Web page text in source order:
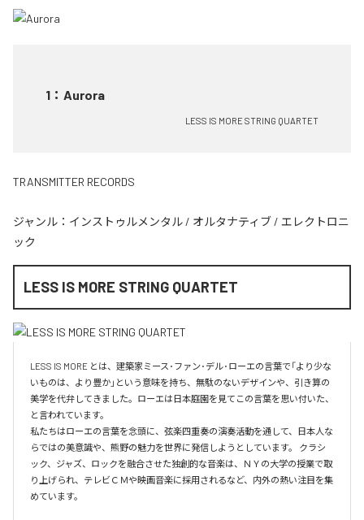
1 ： Aurora
LESS IS MORE STRING QUARTET
TRANSMITTER RECORDS
ジャンル： インストゥルメンタル / オルタナティブ / エレクトロニ
ック
LESS IS MORE STRING QUARTET
LESS IS MORE とは、建築家ミース･ファン･デル･ローエの言葉で「より少な
いものは、より豊か」という意味を持ち、無駄のないデザインや、引き算の
美学を代弁してきました。ローエは日本庭園を見てこの言葉を思い付いた、
と言われています。
私たちはローエの言葉を念頭に、弦楽四重奏の演奏活動を通して、日本人な
らではの美意識や、熊野の魅力を世界に発信しようとしています。 クラシ
ック、ジャズ、ロックを融合させた独創的な音楽は、ＮＹの大学の授業で取
り上げられ、テレビＣＭや映画音楽に採用されるなど、内外の熱い注目を集
めています。